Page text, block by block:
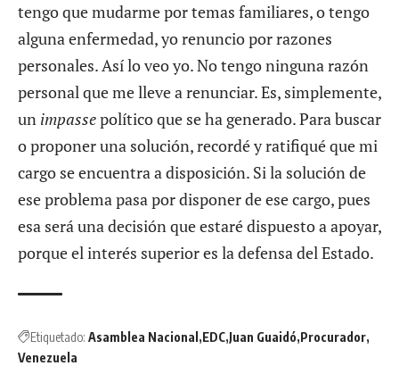
tengo que mudarme por temas familiares, o tengo
alguna enfermedad, yo renuncio por razones
personales. Así lo veo yo. No tengo ninguna razón
personal que me lleve a renunciar. Es, simplemente,
un impassepolítico que se ha generado. Para buscar
o proponer una solución, recordé y ratifiqué que mi
cargo se encuentra a disposición. Si la solución de
ese problema pasa por disponer de ese cargo, pues
esa será una decisión que estaré dispuesto a apoyar,
porque el interés superior es la defensa del Estado.
Etiquetado: Asamblea Nacional EDC Juan Guaidó Procurador
Venezuela